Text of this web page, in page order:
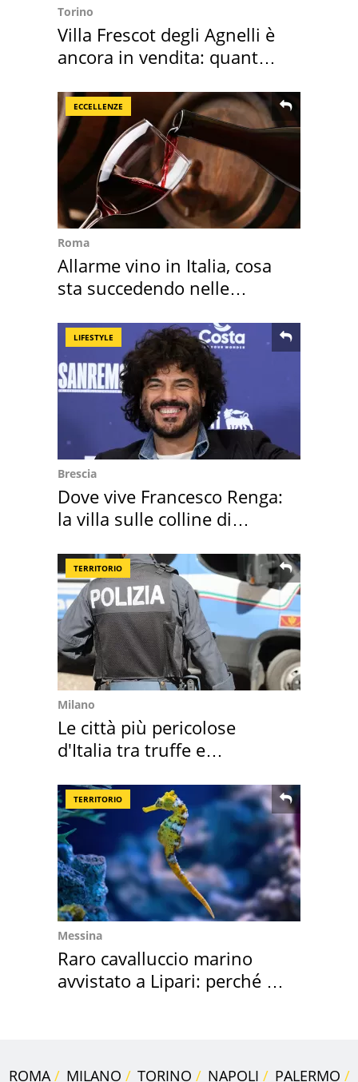
Torino
Villa Frescot degli Agnelli è
ancora in vendita: quanto
ECCELLENZE
Roma
Allarme vino in Italia, cosa
sta succedendo nelle
LIFESTYLE
Brescia
Dove vive Francesco Renga:
la villa sulle colline di
TERRITORIO
Milano
Le città più pericolose
d'Italia tra truffe e
TERRITORIO
Messina
Raro cavalluccio marino
avvistato a Lipari: perché è
ROMA MILANO TORINO NAPOLI
PALERMO